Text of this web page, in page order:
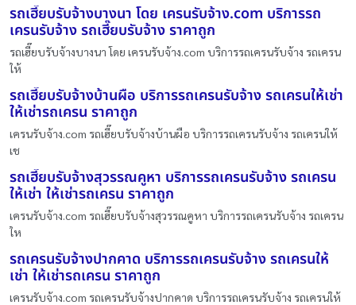
รถเฮี๊ยบรับจ้างบางนา โดย เครนรับจ้าง.com บริการรถ
เครนรับจ้าง รถเฮี๊ยบรับจ้าง ราคาถูก
รถเฮี๊ยบรับจ้างบางนา โดย เครนรับจ้าง.com บริการรถเครนรับจ้าง รถเครน
ให้
รถเฮี๊ยบรับจ้างบ้านผือ บริการรถเครนรับจ้าง รถเครนให้เช่า
ให้เช่ารถเครน ราคาถูก
เครนรับจ้าง.com รถเฮี๊ยบรับจ้างบ้านผือ บริการรถเครนรับจ้าง รถเครนให้
เช
รถเฮี๊ยบรับจ้างสุวรรณคูหา บริการรถเครนรับจ้าง รถเครน
ให้เช่า ให้เช่ารถเครน ราคาถูก
เครนรับจ้าง.com รถเฮี๊ยบรับจ้างสุวรรณคูหา บริการรถเครนรับจ้าง รถเครน
ให
รถเครนรับจ้างปากคาด บริการรถเครนรับจ้าง รถเครนให้
เช่า ให้เช่ารถเครน ราคาถูก
เครนรับจ้าง.com รถเครนรับจ้างปากคาด บริการรถเครนรับจ้าง รถเครนให้